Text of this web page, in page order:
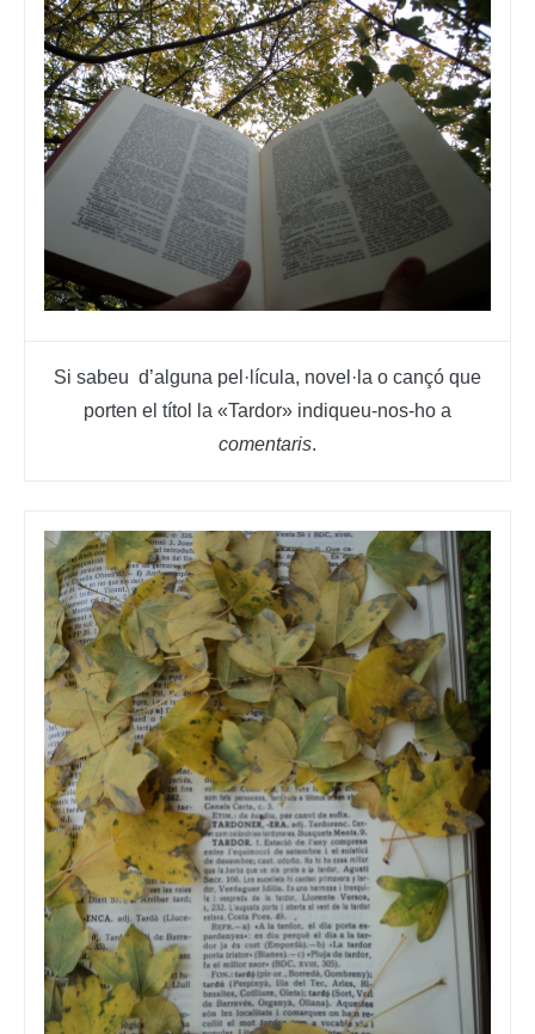
Si sabeu d’alguna pel·lícula, novel·la o cançó que
porten el títol la «Tardor» indiqueu-nos-ho a
comentaris.